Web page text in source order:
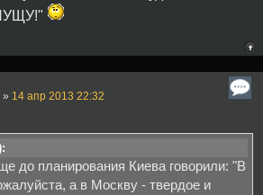
» 14 апр 2013 22:32
до планирования Киева говорили: "В
а в Москву - твердое и